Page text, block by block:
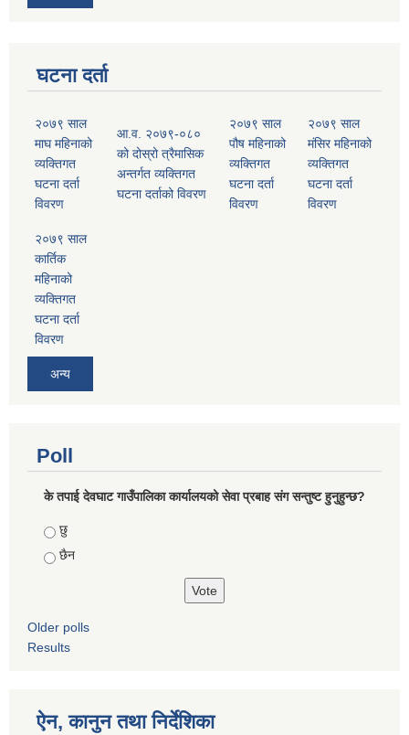
घटना दर्ता
२०७९ साल
माघ महिनाको
व्यक्तिगत
घटना दर्ता
विवरण
आ.व. २०७९-०८०
को दोस्रो त्रैमासिक
अन्तर्गत व्यक्तिगत
घटना दर्ताको विवरण
२०७९ साल
पौष महिनाको
व्यक्तिगत
घटना दर्ता
विवरण
२०७९ साल
मंसिर महिनाको
व्यक्तिगत
घटना दर्ता
विवरण
२०७९ साल
कार्तिक
महिनाको
व्यक्तिगत
घटना दर्ता
विवरण
अन्य
Poll
के तपाई देवघाट गाउँपालिका कार्यालयको सेवा प्रबाह संग सन्तुष्ट हुनुहुन्छ?
Choices
छु
छैन
Older polls
Results
ऐन, कानुन तथा निर्देशिका